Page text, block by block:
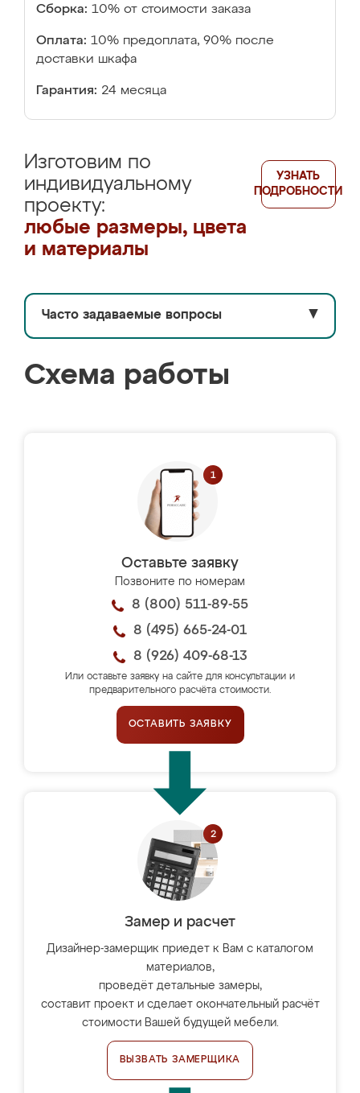
Сборка: 10% от стоимости заказа
Оплата: 10% предоплата, 90% после
доставки шкафа
Гарантия: 24 месяца
Изготовим по
индивидуальному
проекту:
любые размеры, цвета
и материалы
УЗНАТЬ
ПОДРОБНОСТИ
Часто задаваемые вопросы ▼
Схема работы
Оставьте заявку
Позвоните по номерам
8 (800) 511-89-55
8 (495) 665-24-01
8 (926) 409-68-13
Или оставьте заявку на сайте для консультации и
предварительного расчёта стоимости.
ОСТАВИТЬ ЗАЯВКУ
Замер и расчет
Дизайнер-замерщик приедет к Вам с каталогом
материалов,
проведёт детальные замеры,
составит проект и сделает окончательный расчёт
стоимости Вашей будущей мебели.
ВЫЗВАТЬ ЗАМЕРЩИКА